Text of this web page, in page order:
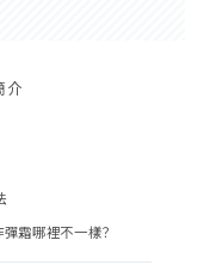
介
霜哪裡不一樣？